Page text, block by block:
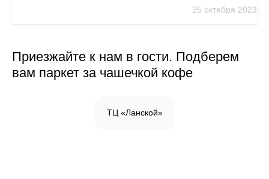
25 октября 2023
Приезжайте к нам в гости. Подберем
вам паркет за чашечкой кофе
ТЦ «Ланской»